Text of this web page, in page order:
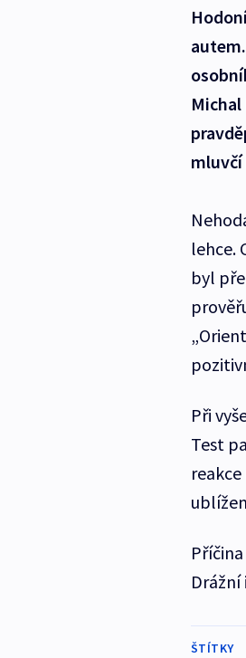
mluvčí
lehce.
byl
Při
Test
Drážní
ŠTÍTKY